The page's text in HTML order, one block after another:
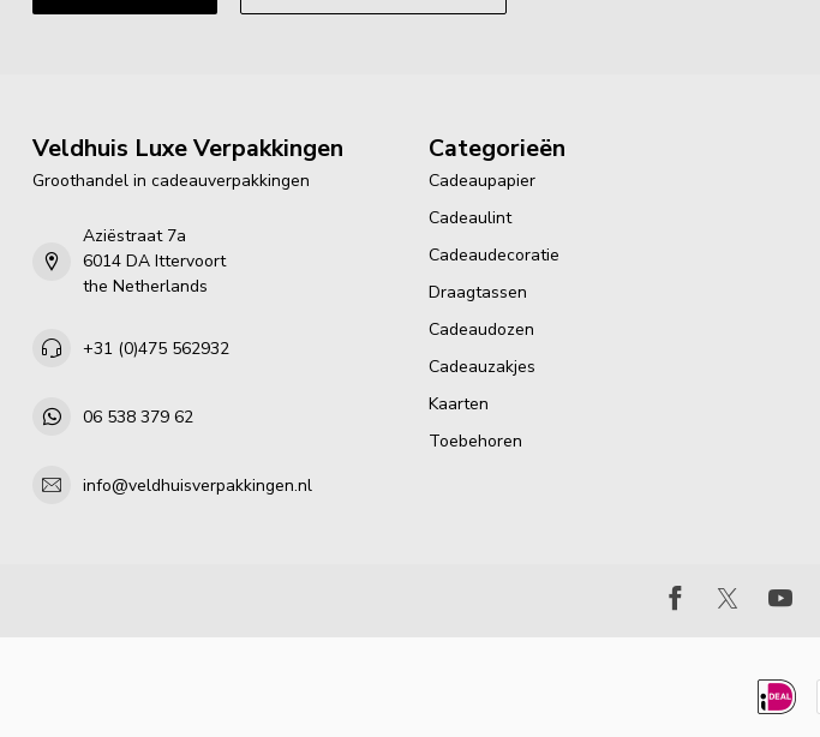
Veldhuis Luxe Verpakkingen
Groothandel in cadeauverpakkingen
Aziëstraat 7a
6014 DA Ittervoort
the Netherlands
+31 (0)475 562932
06 538 379 62
info@veldhuisverpakkingen.nl
Categorieën
Cadeaupapier
Cadeaulint
Cadeaudecoratie
Draagtassen
Cadeaudozen
Cadeauzakjes
Kaarten
Toebehoren